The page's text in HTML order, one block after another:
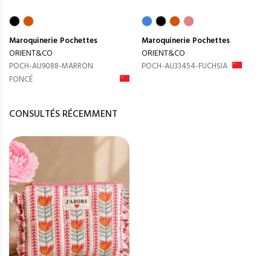
Maroquinerie Pochettes
ORIENT&CO
POCH-AU9088-MARRON
FONCÉ
Maroquinerie Pochettes
ORIENT&CO
POCH-AU33454-FUCHSIA
CONSULTÉS RÉCEMMENT